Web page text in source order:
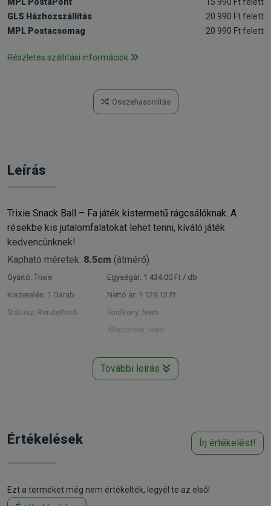
MPL PostaPont
15 990 Ft felett
GLS Házhozszállítás
20 990 Ft felett
MPL Postacsomag
20 990 Ft felett
Részletes szállítási információk
Összehasonlítás
Leírás
Trixie Snack Ball – Fa játék kistermetű rágcsálóknak. A
résekbe kis jutalomfalatokat lehet tenni, kíváló játék
kedvencünknek!
Kapható méretek: 8.5cm (átmérő)
Gyártó: Trixie
Kiszerelés: 1 Darab
Státusz: Rendelhető
Egységár: 1 434.00 Ft / db
Nettó ár: 1 129,13 Ft
Törékeny: Nem
Állatorvosi: Nem
További leírás
Értékelések Írj értékelést!
Ezt a terméket még nem értékelték, legyél te az első!